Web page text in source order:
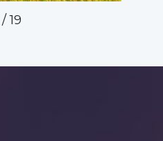
/ 19